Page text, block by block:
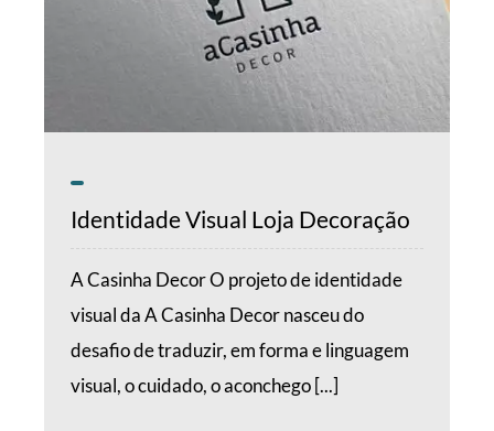
Identidade Visual Loja Decoração
A Casinha Decor O projeto de identidade
visual da A Casinha Decor nasceu do
desafio de traduzir, em forma e linguagem
visual, o cuidado, o aconchego [...]